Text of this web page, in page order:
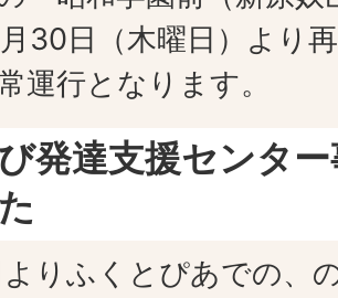
30日（木曜日）より
運行となります。
発達支援センタ
りふくとぴあでの、